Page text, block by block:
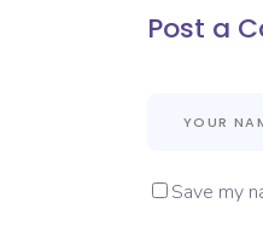
Post a
Save my